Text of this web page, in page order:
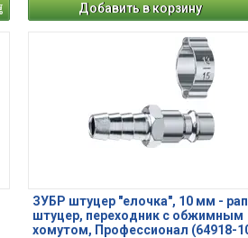
Добавить в корзину
ЗУБР штуцер ″елочка″, 10 мм -
штуцер, переходник с обжимным
хомутом, Профессионал (64918-